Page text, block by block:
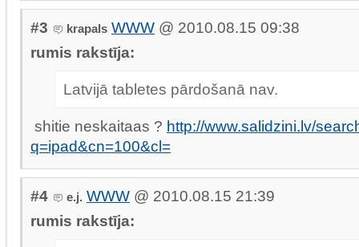
#3 krapals WWW @ 2010.08.15 09:38
rumis rakstīja:
Latvijā tabletes pārdošanā nav.
shitie neskaitaas ? http://www.salidzini.lv/
q=ipad&cn=100&cl=
#4 e.j. WWW @ 2010.08.15 21:39
rumis rakstīja: